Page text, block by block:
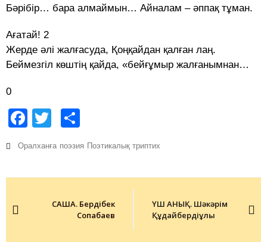
Бәрібір… бара алмаймын… Айналам – әппақ тұман.
Ағатай! 2
Жерде әлі жалғасуда, Қоңқайдан қалған лаң.
Беймезгіл көштің қайда, «бейғұмыр жалғанымнан…
0
Facebook
Twitter
Оралханға поэзия Поэтикалық триптих
navigationСАША. Бердібек
Соқпақбаев
ҮШ АНЫҚ. Шәкәрім
Құдайбердіұлы